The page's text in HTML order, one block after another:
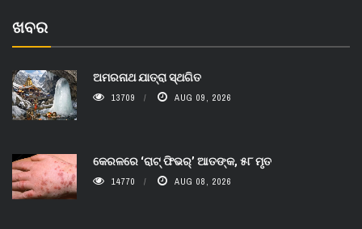
ଖବର
ଅମରନାଥ ଯାତ୍ରା ସ୍ଥଗିତ
13709 AUG 09, 2026
କେରଳରେ ‘ରାଟ୍ ଫିଭର୍’ ଆତଙ୍କ, ୫୮ ମୃତ
14770 AUG 08, 2026